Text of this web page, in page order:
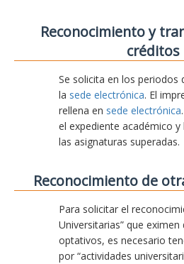
Reconocimiento y
créditos
Se solicita en los periodos
la sede electrónica. El
rellena en sede electrónica
el expediente académico
las asignaturas superadas.
Reconocimiento de
Para solicitar el
Universitarias” que
optativos, es necesario
por “actividades